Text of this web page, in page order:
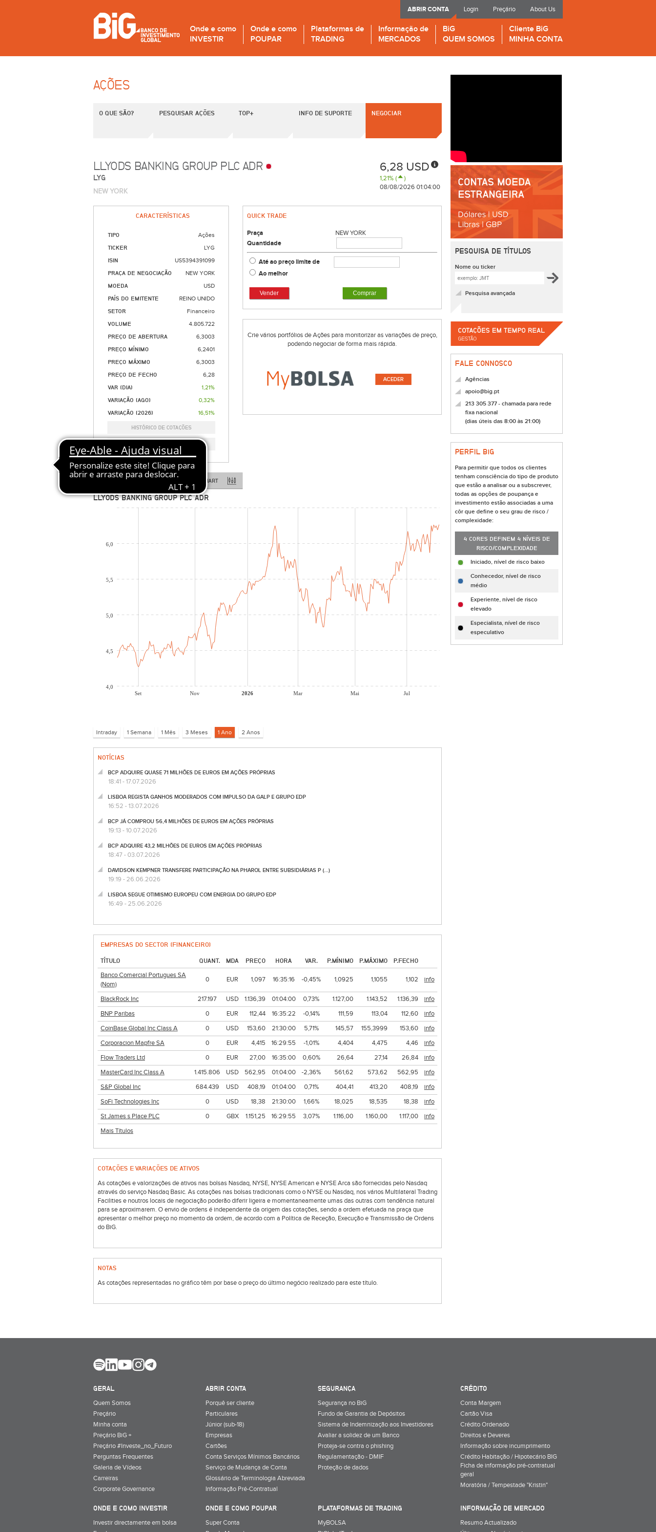
Login Preçário About Us
ABRIR CONTA
Onde e como
INVESTIR
Onde e como
POUPAR
Plataformas de
TRADING
Informação de
MERCADOS
BiG
QUEM SOMOS
Cliente BiG
MINHA CONTA
AÇÕES
O QUE SÃO? PESQUISAR AÇÕES TOP+ INFO DE SUPORTE NEGOCIAR
LLYODS BANKING GROUP PLC ADR
LYG
NEW YORK
6,28 USD
1,21% (
)
08/08/2026 01:04:00
CARACTERÍSTICAS
TIPO Ações
TICKER LYG
ISIN US5394391099
PRAÇA DE NEGOCIAÇÃO NEW YORK
MOEDA USD
PAÍS DO EMITENTE REINO UNIDO
SETOR Financeiro
VOLUME 4.805.722
PREÇO DE ABERTURA 6,3003
PREÇO MÍNIMO 6,2401
PREÇO MÁXIMO 6,3003
PREÇO DE FECHO 6,28
VAR (DIA) 1,21%
VARIAÇÃO (AGO) 0,32%
VARIAÇÃO (2026) 16,51%
HISTÓRICO DE COTAÇÕES
QUICK TRADE
Praça
NEW YORK
Quantidade
Até ao preço limite de
Ao melhor
Vender Comprar
Crie vários portfólios de Ações para monitorizar as variações de preço,
podendo negociar de forma mais rápida.
ACEDER
LINE CHART CANDLESTICK CHART
LLYODS BANKING GROUP PLC ADR
Set Nov 2026 Mar Mai Jul
4,0
4,5
5,0
5,5
6,0
NOTÍCIAS
BCP ADQUIRE QUASE 71 MILHÕES DE EUROS EM AÇÕES PRÓPRIAS
18:41 - 17.07.2026
LISBOA REGISTA GANHOS MODERADOS COM IMPULSO DA GALP E GRUPO EDP
16:52 - 13.07.2026
BCP JÁ COMPROU 56,4 MILHÕES DE EUROS EM AÇÕES PRÓPRIAS
19:13 - 10.07.2026
BCP ADQUIRE 43,2 MILHÕES DE EUROS EM AÇÕES PRÓPRIAS
18:47 - 03.07.2026
DAVIDSON KEMPNER TRANSFERE PARTICIPAÇÃO NA PHAROL ENTRE SUBSIDIÁRIAS P (...)
19:19 - 26.06.2026
LISBOA SEGUE OTIMISMO EUROPEU COM ENERGIA DO GRUPO EDP
16:49 - 25.06.2026
EMPRESAS DO SECTOR (FINANCEIRO)
TÍTULO QUANT. MDA PREÇO HORA VAR. P.MÍNIMO P.MÁXIMO
P.FECHO
Banco Comercial Portugues SA
(Nom)
0 EUR 1,097 16:35:16 -0,45% 1,0925 1,1055 1,102 info
BlackRock Inc 217.197 USD 1.136,39 01:04:00 0,73% 1.127,00 1.143,52 1.136,39
info
BNP Paribas
0 EUR 112,44 16:35:22 -0,14% 111,59 113,04 112,60
info
CoinBase Global Inc Class A
0 USD 153,60 21:30:00 5,71% 145,57 155,3999 153,60
info
Corporacion Mapfre SA
0 EUR 4,415 16:29:55 -1,01% 4,404 4,475 4,46
info
Flow Traders Ltd
0 EUR 27,00 16:35:00 0,60% 26,64 27,14 26,84
info
MasterCard Inc Class A
1.415.806 USD 562,95 01:04:00 -2,36% 561,62 573,62 562,95
info
S&P Global Inc
684.439 USD 408,19 01:04:00 0,71% 404,41 413,20 408,19
info
SoFi Technologies Inc
0 USD 18,38 21:30:00 1,66% 18,025 18,535 18,38
info
St James s Place PLC
0 GBX 1.151,25 16:29:55 3,07% 1.116,00 1.160,00 1.117,00
info
Mais Títulos
COTAÇÕES E VARIAÇÕES DE ATIVOS
As cotações e valorizações de ativos nas bolsas Nasdaq, NYSE, NYSE American e NYSE Arca são fornecidas pelo Nasdaq
através do serviço Nasdaq Basic. As cotações nas bolsas tradicionais como o NYSE ou Nasdaq, nos vários Multilateral Trading
Facilities e noutros locais de negociação poderão diferir ligeira e momentaneamente umas das outras com tendência natural
para se aproximarem. O envio de ordens é independente da origem das cotações, sendo a ordem efetuada na praça que
apresentar o melhor preço no momento da ordem, de acordo com a Política de Receção, Execução e Transmissão de Ordens
do BiG.
NOTAS
As cotações representadas no gráfico têm por base o preço do último negócio realizado para este título.
PESQUISA DE TÍTULOS
Nome ou ticker
Pesquisa avançada
FALE CONNOSCO
Agências
apoio@big.pt
213 305 377 - chamada para rede
fixa nacional
(dias úteis das 8:00 às 21:00)
PERFIL BiG
Para permitir que todos os clientes
tenham consciência do tipo de produto
que estão a analisar ou a subscrever,
todas as opções de poupança e
investimento estão associadas a uma
côr que define o seu grau de risco /
complexidade:
4 CORES DEFINEM 4 NÍVEIS DE
RISCO/COMPLEXIDADE
Iniciado, nível de risco baixo
Conhecedor, nível de risco
médio
Experiente, nível de risco
elevado
Especialista, nível de risco
especulativo
GERAL
Quem Somos
Preçário
Minha conta
Preçário BiG +
Preçário #Investe_no_Futuro
Perguntas Frequentes
Galeria de Vídeos
Carreiras
Corporate Governance
ABRIR CONTA
Porquê ser cliente
Particulares
Júnior (sub-18)
Empresas
Cartões
Conta Serviços Mínimos Bancários
Serviço de Mudança de Conta
Glossário de Terminologia Abreviada
Informação Pré-Contratual
SEGURANÇA
Segurança no BiG
Fundo de Garantia de Depósitos
Sistema de Indemnização aos Investidores
Avaliar a solidez de um Banco
Proteja-se contra o phishing
Regulamentação - DMIF
Proteção de dados
CRÉDITO
Conta Margem
Cartão Visa
Crédito Ordenado
Direitos e Deveres
Informação sobre incumprimento
Crédito Habitação / Hipotecário BIG
Ficha de informação pré-contratual
geral
Moratória / Tempestade "Kristin"
ONDE E COMO INVESTIR
Investir directamente em bolsa
ONDE E COMO POUPAR
Super Conta
PLATAFORMAS DE TRADING
MyBOLSA
INFORMAÇÃO DE MERCADO
Resumo Actualizado